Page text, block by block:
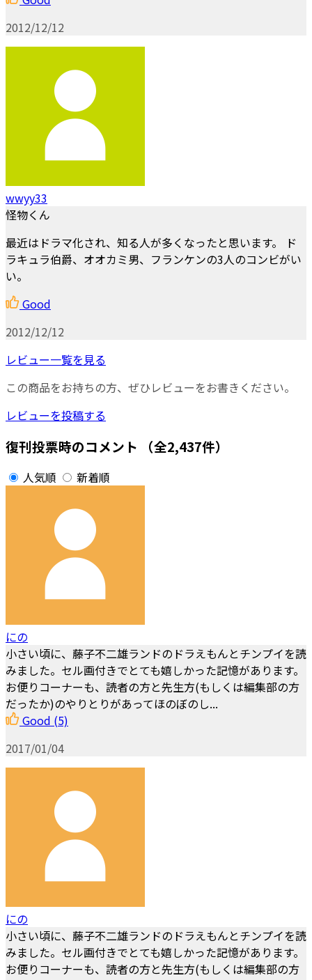
2012/12/12
wwyy33
怪物くん
最近はドラマ化され、知る人が多くなったと思います。 ド
ラキュラ伯爵、オオカミ男、フランケンの3人のコンビがい
い。
Good
2012/12/12
レビュー一覧を見る
この商品をお持ちの方、ぜひレビューをお書きください。
レビューを投稿する
復刊投票時のコメント （全2,437件）
人気順 新着順
にの
小さい頃に、藤子不二雄ランドのドラえもんとチンプイを読
みました。セル画付きでとても嬉しかった記憶があります。
お便りコーナーも、読者の方と先生方(もしくは編集部の方
だったか)のやりとりがあってほのぼのし...
Good (5)
2017/01/04
にの
小さい頃に、藤子不二雄ランドのドラえもんとチンプイを読
みました。セル画付きでとても嬉しかった記憶があります。
お便りコーナーも、読者の方と先生方(もしくは編集部の方